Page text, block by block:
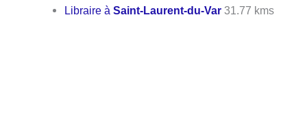
Libraire àSaint-Laurent-du-Var 31.77 kms